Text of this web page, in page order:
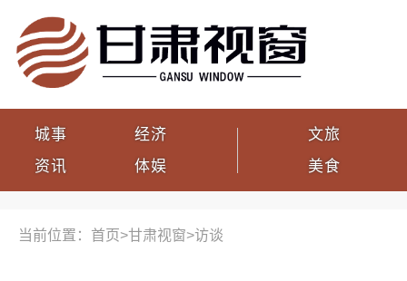
城事
资讯
经济
体娱
文旅
美食
当前位置：首页>甘肃视窗>访谈